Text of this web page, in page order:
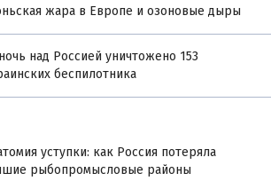
жара в Европе и озоновые дыры
над Россией уничтожено 153
беспилотника
уступки: как Россия потеряла
рыбопромысловые районы